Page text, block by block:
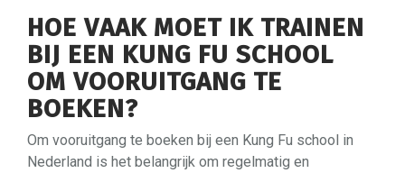
HOE VAAK MOET IK TRAINEN
BIJ EEN KUNG FU SCHOOL
OM VOORUITGANG TE
BOEKEN?
Om vooruitgang te boeken bij een Kung Fu school in
Nederland is het belangrijk om regelmatig en